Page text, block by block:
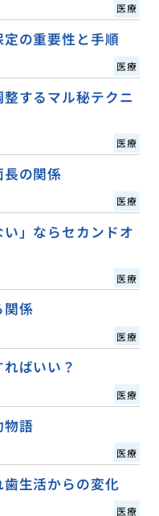
医療
の重要性と手順
医療
するマル秘テクニ
医療
の関係
医療
」ならセカンドオ
医療
関係
医療
ばいい？
医療
物語
医療
生活からの変化
医療